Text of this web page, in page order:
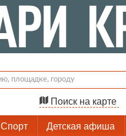
Поиск на карте
Спорт Детская афиша